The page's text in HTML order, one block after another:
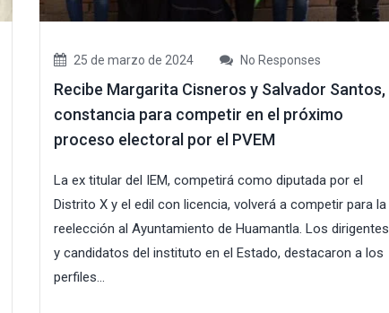
25 de marzo de 2024 No Responses
Recibe Margarita Cisneros y Salvador Santos,
constancia para competir en el próximo
proceso electoral por el PVEM
La ex titular del IEM, competirá como diputada por el
Distrito X y el edil con licencia, volverá a competir para la
reelección al Ayuntamiento de Huamantla. Los dirigentes
y candidatos del instituto en el Estado, destacaron a los
perfiles...